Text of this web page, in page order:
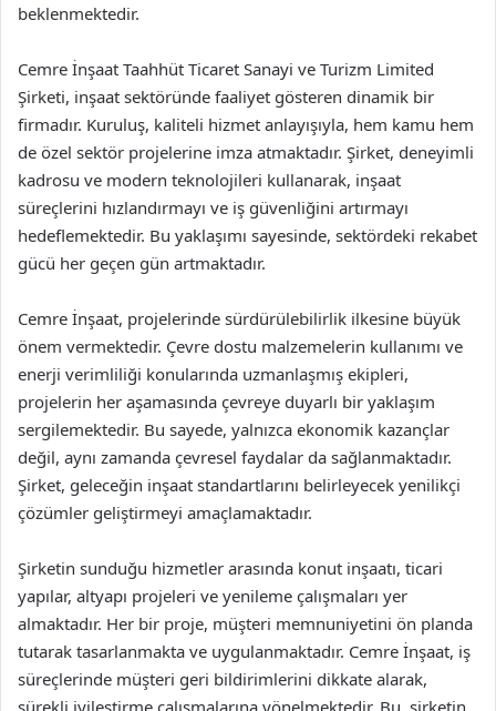
beklenmektedir.
Cemre İnşaat Taahhüt Ticaret Sanayi ve Turizm Limited
Şirketi, inşaat sektöründe faaliyet gösteren dinamik bir
firmadır. Kuruluş, kaliteli hizmet anlayışıyla, hem kamu hem
de özel sektör projelerine imza atmaktadır. Şirket, deneyimli
kadrosu ve modern teknolojileri kullanarak, inşaat
süreçlerini hızlandırmayı ve iş güvenliğini artırmayı
hedeflemektedir. Bu yaklaşımı sayesinde, sektördeki rekabet
gücü her geçen gün artmaktadır.
Cemre İnşaat, projelerinde sürdürülebilirlik ilkesine büyük
önem vermektedir. Çevre dostu malzemelerin kullanımı ve
enerji verimliliği konularında uzmanlaşmış ekipleri,
projelerin her aşamasında çevreye duyarlı bir yaklaşım
sergilemektedir. Bu sayede, yalnızca ekonomik kazançlar
değil, aynı zamanda çevresel faydalar da sağlanmaktadır.
Şirket, geleceğin inşaat standartlarını belirleyecek yenilikçi
çözümler geliştirmeyi amaçlamaktadır.
Şirketin sunduğu hizmetler arasında konut inşaatı, ticari
yapılar, altyapı projeleri ve yenileme çalışmaları yer
almaktadır. Her bir proje, müşteri memnuniyetini ön planda
tutarak tasarlanmakta ve uygulanmaktadır. Cemre İnşaat, iş
süreçlerinde müşteri geri bildirimlerini dikkate alarak,
sürekli iyileştirme çalışmalarına yönelmektedir. Bu, şirketin